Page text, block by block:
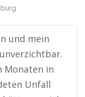
und mein
Monaten in
Unfall